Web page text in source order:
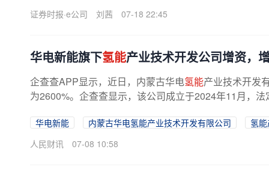
证券时报·e公司
刘茜 07-18 22:45
华电新能旗下氢能产业技术开发公司增资，
企查查APP显示，近日，内蒙古华电氢能产业技术开发
为2600%。企查查显示，该公司成立于2024年11月，
华电新能 内蒙古华电氢能产业技术开发有限公司
氢
人民财讯
07-08 10:58